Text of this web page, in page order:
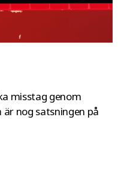
misstag genom
nog satsningen på